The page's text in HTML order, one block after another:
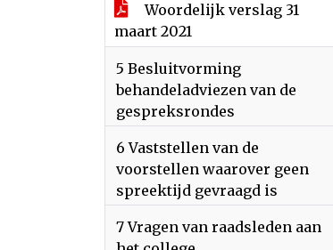
Woordelijk verslag 31
maart 2021
5 Besluitvorming
behandeladviezen van de
gespreksrondes
6 Vaststellen van de
voorstellen waarover geen
spreektijd gevraagd is
7 Vragen van raadsleden aan